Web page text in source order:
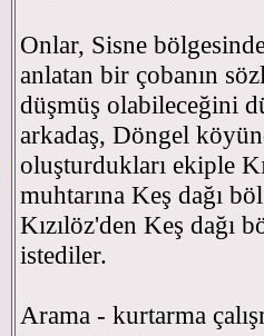
Onlar, Sisne
anlatan bir çobanın
düşmüş olabileceğini
arkadaş, Döngel
oluşturdukları ekiple
muhtarına Keş dağı
Kızılöz'den Keş dağı
istediler.
Arama - kurtarma